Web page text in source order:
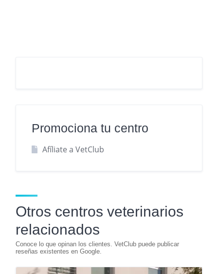
Promociona tu centro
Afíliate a VetClub
Otros centros veterinarios
relacionados